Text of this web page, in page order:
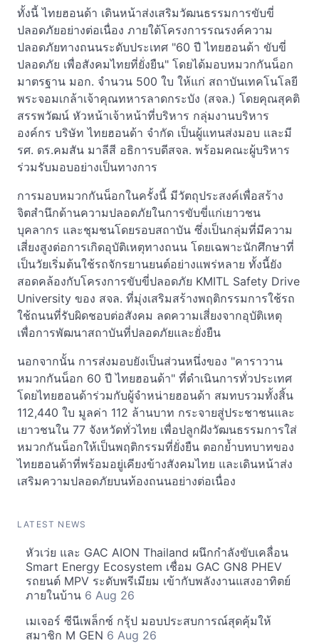
ทั้งนี้ ไทยฮอนด้า เดินหน้าส่งเสริมวัฒนธรรมการขับขี่
ปลอดภัยอย่างต่อเนื่อง ภายใต้โครงการรณรงค์ความ
ปลอดภัยทางถนนระดับประเทศ "60 ปี ไทยฮอนด้า ขับขี่
ปลอดภัย เพื่อสังคมไทยที่ยั่งยืน" โดยได้มอบหมวกกันน็อก
มาตรฐาน มอก. จำนวน 500 ใบ ให้แก่ สถาบันเทคโนโลยี
พระจอมเกล้าเจ้าคุณทหารลาดกระบัง (สจล.) โดยคุณสุคติ
สรรพวัฒน์ หัวหน้าเจ้าหน้าที่บริหาร กลุ่มงานบริหาร
องค์กร บริษัท ไทยฮอนด้า จำกัด เป็นผู้แทนส่งมอบ และมี
รศ. ดร.คมสัน มาลีสี อธิการบดีสจล. พร้อมคณะผู้บริหาร
ร่วมรับมอบอย่างเป็นทางการ
การมอบหมวกกันน็อกในครั้งนี้ มีวัตถุประสงค์เพื่อสร้าง
จิตสำนึกด้านความปลอดภัยในการขับขี่แก่เยาวชน
บุคลากร และชุมชนโดยรอบสถาบัน ซึ่งเป็นกลุ่มที่มีความ
เสี่ยงสูงต่อการเกิดอุบัติเหตุทางถนน โดยเฉพาะนักศึกษาที่
เป็นวัยเริ่มต้นใช้รถจักรยานยนต์อย่างแพร่หลาย ทั้งนี้ยัง
สอดคล้องกับโครงการขับขี่ปลอดภัย KMITL Safety Drive
University ของ สจล. ที่มุ่งเสริมสร้างพฤติกรรมการใช้รถ
ใช้ถนนที่รับผิดชอบต่อสังคม ลดความเสี่ยงจากอุบัติเหตุ
เพื่อการพัฒนาสถาบันที่ปลอดภัยและยั่งยืน
นอกจากนั้น การส่งมอบยังเป็นส่วนหนึ่งของ "คาราวาน
หมวกกันน็อก 60 ปี ไทยฮอนด้า" ที่ดำเนินการทั่วประเทศ
โดยไทยฮอนด้าร่วมกับผู้จำหน่ายฮอนด้า สมทบรวมทั้งสิ้น
112,440 ใบ มูลค่า 112 ล้านบาท กระจายสู่ประชาชนและ
เยาวชนใน 77 จังหวัดทั่วไทย เพื่อปลูกฝังวัฒนธรรมการใส่
หมวกกันน็อกให้เป็นพฤติกรรมที่ยั่งยืน ตอกย้ำบทบาทของ
ไทยฮอนด้าที่พร้อมอยู่เคียงข้างสังคมไทย และเดินหน้าส่ง
เสริมความปลอดภัยบนท้องถนนอย่างต่อเนื่อง
LATEST NEWS
หัวเว่ย และ GAC AION Thailand ผนึกกำลังขับเคลื่อน
Smart Energy Ecosystem เชื่อม GAC GN8 PHEV
รถยนต์ MPV ระดับพรีเมียม เข้ากับพลังงานแสงอาทิตย์
ภายในบ้าน 6 Aug 26
เมเจอร์ ซีนีเพล็กซ์ กรุ้ป มอบประสบการณ์สุดคุ้มให้
สมาชิก M GEN 6 Aug 26